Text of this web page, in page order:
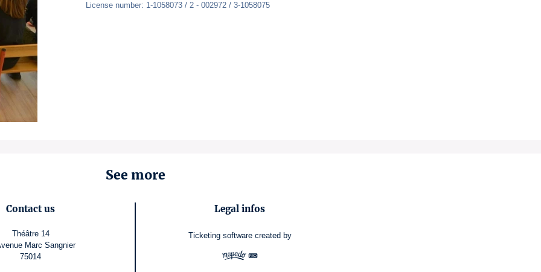
License number: 1-1058073 / 2 - 002972 / 3-1058075
See more
Contact us
Théâtre 14
Marc Sangnier
75014
Legal infos
Ticketing software created by